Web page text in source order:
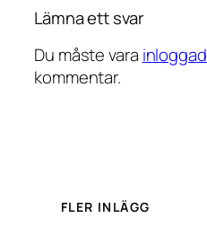
Lämna ett svar
Du måste vara inloggad
kommentar.
FLER INLÄGG